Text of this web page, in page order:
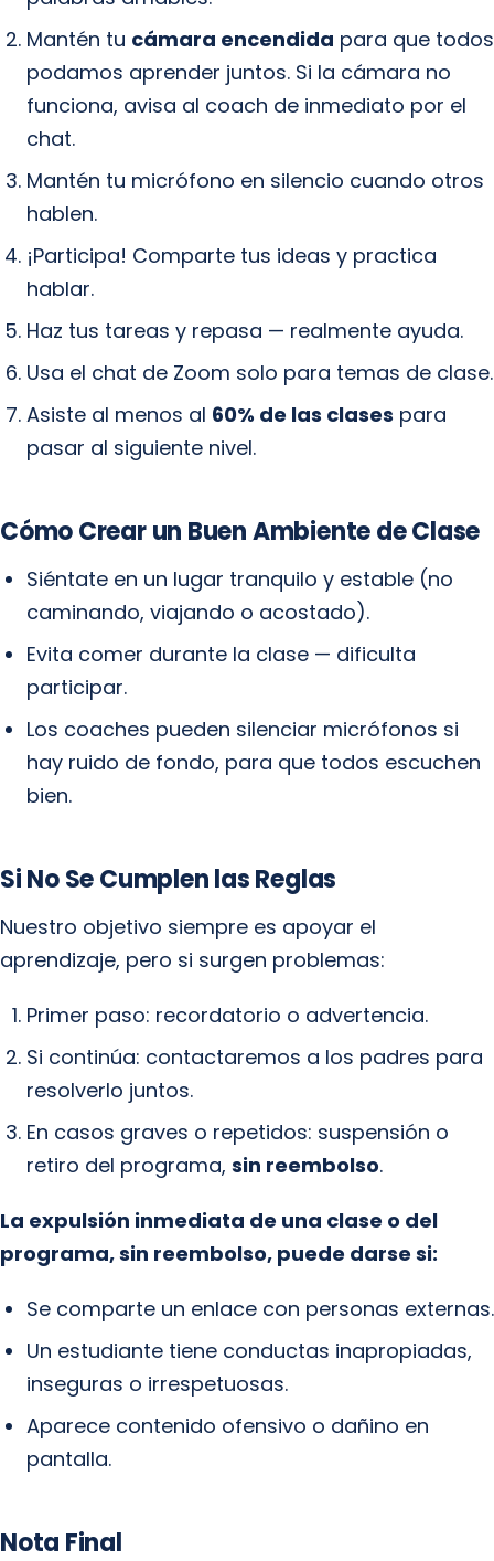
Mantén tu cámara encendida para que todos
podamos aprender juntos. Si la cámara no
funciona, avisa al coach de inmediato por el
chat.
Mantén tu micrófono en silencio cuando otros
hablen.
¡Participa! Comparte tus ideas y practica
hablar.
Haz tus tareas y repasa — realmente ayuda.
Usa el chat de Zoom solo para temas de clase.
Asiste al menos al 60% de las clases para
pasar al siguiente nivel.
Cómo Crear un Buen Ambiente de Clase
Siéntate en un lugar tranquilo y estable (no
caminando, viajando o acostado).
Evita comer durante la clase — dificulta
participar.
Los coaches pueden silenciar micrófonos si
hay ruido de fondo, para que todos escuchen
bien.
Si No Se Cumplen las Reglas
Nuestro objetivo siempre es apoyar el
aprendizaje, pero si surgen problemas:
Primer paso: recordatorio o advertencia.
Si continúa: contactaremos a los padres para
resolverlo juntos.
En casos graves o repetidos: suspensión o
retiro del programa, sin reembolso.
La expulsión inmediata de una clase o del
programa, sin reembolso, puede darse si:
Se comparte un enlace con personas externas.
Un estudiante tiene conductas inapropiadas,
inseguras o irrespetuosas.
Aparece contenido ofensivo o dañino en
pantalla.
Nota Final